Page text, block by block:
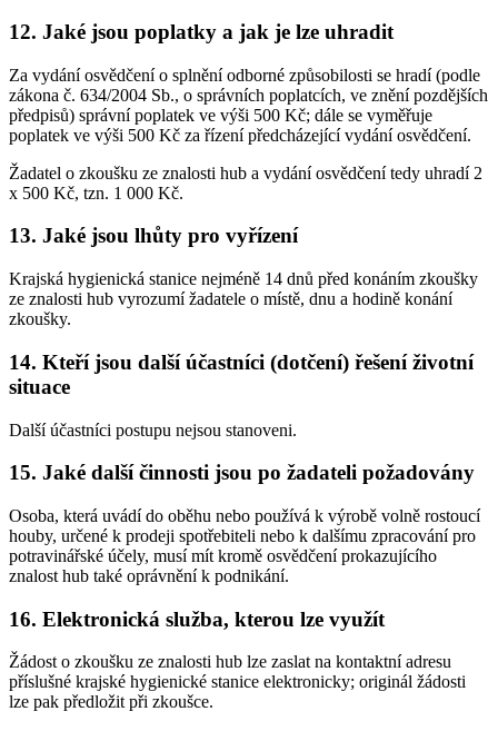
12. Jaké jsou poplatky a jak je lze uhradit
Za vydání osvědčení o splnění odborné způsobilosti se hradí (podle
zákona č. 634/2004 Sb., o správních poplatcích, ve znění pozdějších
předpisů) správní poplatek ve výši 500 Kč; dále se vyměřuje
poplatek ve výši 500 Kč za řízení předcházející vydání osvědčení.
Žadatel o zkoušku ze znalosti hub a vydání osvědčení tedy uhradí 2
x 500 Kč, tzn. 1 000 Kč.
13. Jaké jsou lhůty pro vyřízení
Krajská hygienická stanice nejméně 14 dnů před konáním zkoušky
ze znalosti hub vyrozumí žadatele o místě, dnu a hodině konání
zkoušky.
14. Kteří jsou další účastníci (dotčení) řešení životní
situace
Další účastníci postupu nejsou stanoveni.
15. Jaké další činnosti jsou po žadateli požadovány
Osoba, která uvádí do oběhu nebo používá k výrobě volně rostoucí
houby, určené k prodeji spotřebiteli nebo k dalšímu zpracování pro
potravinářské účely, musí mít kromě osvědčení prokazujícího
znalost hub také oprávnění k podnikání.
16. Elektronická služba, kterou lze využít
Žádost o zkoušku ze znalosti hub lze zaslat na kontaktní adresu
příslušné krajské hygienické stanice elektronicky; originál žádosti
lze pak předložit při zkoušce.